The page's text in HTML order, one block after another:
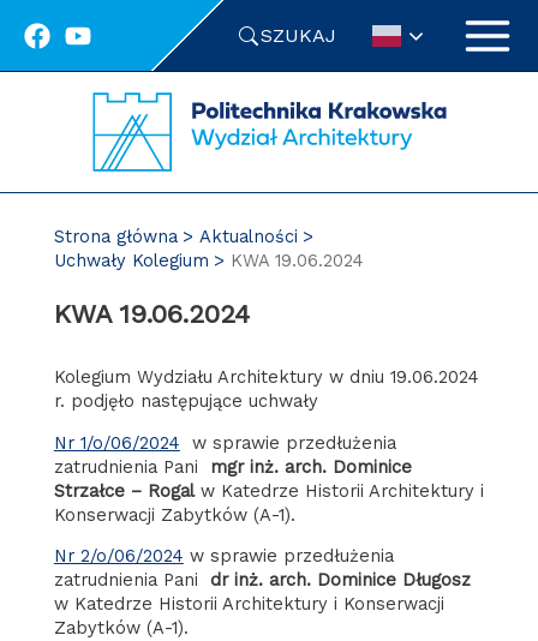
SZUKAJ
Strona główna
Aktualności
Uchwały Kolegium
KWA 19.06.2024
KWA 19.06.2024
Kolegium Wydziału Architektury w dniu 19.06.2024
r. podjęło następujące uchwały
Nr 1/o/06/2024 w sprawie przedłużenia
zatrudnienia Pani mgr inż. arch. Dominice
Strzałce – Rogalw Katedrze Historii Architektury i
Konserwacji Zabytków (A-1).
Nr 2/o/06/2024 w sprawie przedłużenia
zatrudnienia Pani dr inż. arch. Dominice Długosz
w Katedrze Historii Architektury i Konserwacji
Zabytków (A-1).